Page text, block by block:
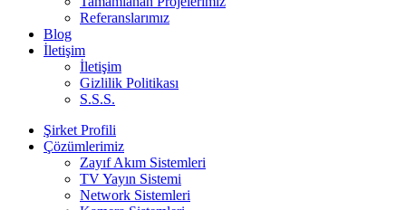
Referanslarımız
Blog
İletişim
İletişim
Gizlilik Politikası
S.S.S.
Şirket Profili
Çözümlerimiz
Zayıf Akım Sistemleri
TV Yayın Sistemi
Network Sistemleri